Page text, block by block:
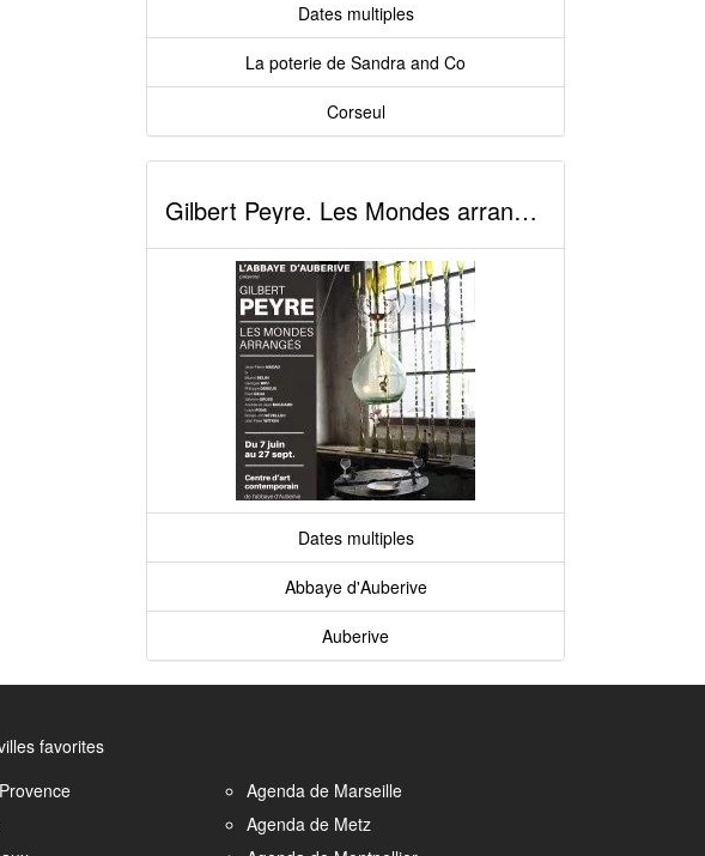
Dates multiples
La poterie de Sandra and Co
Corseul
Gilbert Peyre. Les Mondes arrangés
Dates multiples
Abbaye d'Auberive
Auberive
favorites
Agenda de Marseille
Agenda de Metz